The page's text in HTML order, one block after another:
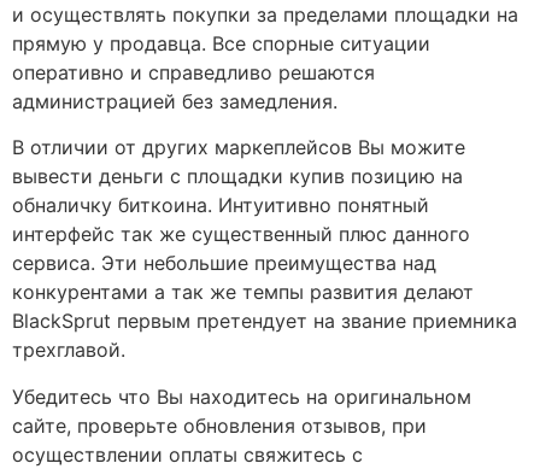
и осуществлять покупки за пределами площадки на
прямую у продавца. Все спорные ситуации
оперативно и справедливо решаются
администрацией без замедления.
В отличии от других маркеплейсов Вы можите
вывести деньги с площадки купив позицию на
обналичку биткоина. Интуитивно понятный
интерфейс так же существенный плюс данного
сервиса. Эти небольшие преимущества над
конкурентами а так же темпы развития делают
BlackSprut первым претендует на звание приемника
трехглавой.
Убедитесь что Вы находитесь на оригинальном
сайте, проверьте обновления отзывов, при
осуществлении оплаты свяжитесь с